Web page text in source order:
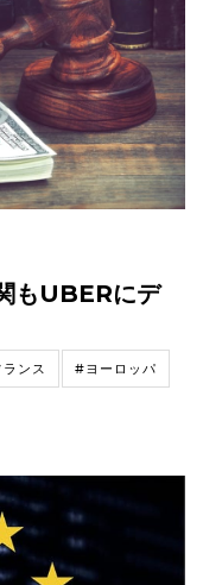
もUBERにデ
ンス #ヨーロッパ